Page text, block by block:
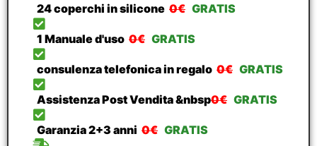
24 coperchi in silicone 0€ GRATIS
1 Manuale d'uso 0€ GRATIS
consulenza telefonica in regalo 0€ GRATIS
Assistenza Post Vendita &nbsp0€ GRATIS
Garanzia 2+3 anni 0€ GRATIS